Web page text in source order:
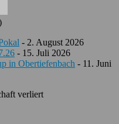
- 2. August 2026
- 15. Juli 2026
in Obertiefenbach - 11. Juni
verliert